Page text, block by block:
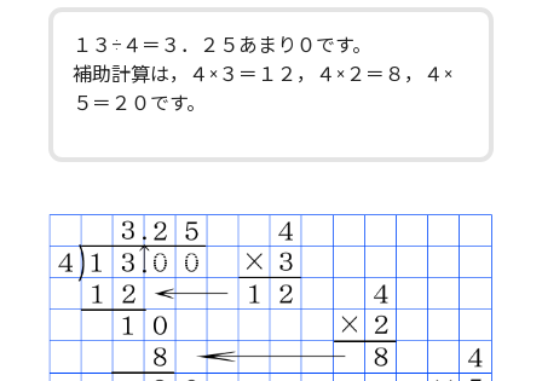
１３÷４＝３．２５あまり０です。
補助計算は，４×３＝１２，４×２＝８，４×
５＝２０です。